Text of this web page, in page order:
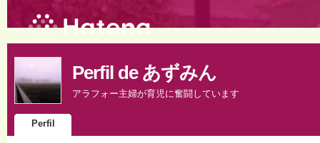
Perfil de あずみん
アラフォー主婦が育児に奮闘しています
Perfil